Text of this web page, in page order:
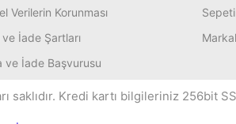
Verilerin Korunması
İade Şartları
ve İade Başvurusu
Kredi kartı bilgileriniz 256bit